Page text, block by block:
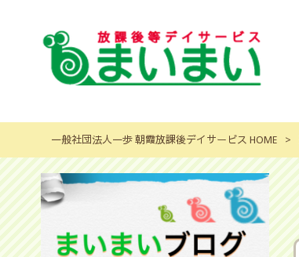
一般社団法人一歩 朝霞放課後デイサービス HOME >